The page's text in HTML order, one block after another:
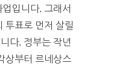
입니다. 그래서
투표로 먼저 살릴
다. 정부는 작년
상부터 르네상스